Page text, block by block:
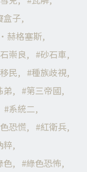
盒子
赫格塞斯
石崇良
砂石車
移民
種族歧視
弟
第三帝國
系統二
恐慌
紅衛兵
粹
色
綠色恐怖